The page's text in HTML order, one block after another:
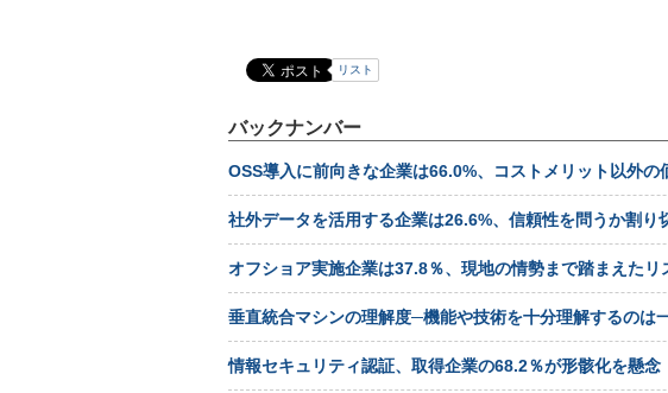
リスト
バックナンバー
OSS導入に前向きな企業は66.0%、コストメリット以外の
社外データを活用する企業は26.6%、信頼性を問うか割り
オフショア実施企業は37.8％、現地の情勢まで踏まえたリ
垂直統合マシンの理解度─機能や技術を十分理解するのは
情報セキュリティ認証、取得企業の68.2％が形骸化を懸念